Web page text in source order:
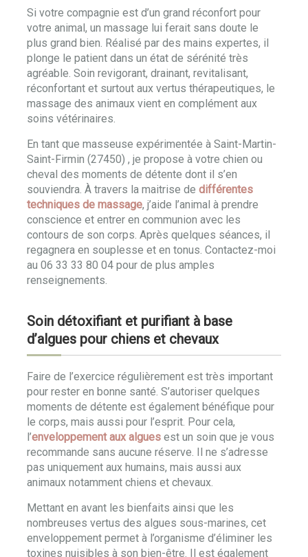
Si votre compagnie est d’un grand réconfort pour
votre animal, un massage lui ferait sans doute le
plus grand bien. Réalisé par des mains expertes, il
plonge le patient dans un état de sérénité très
agréable. Soin revigorant, drainant, revitalisant,
réconfortant et surtout aux vertus thérapeutiques, le
massage des animaux vient en complément aux
soins vétérinaires.
En tant que masseuse expérimentée à Saint-Martin-
Saint-Firmin (27450) , je propose à votre chien ou
cheval des moments de détente dont il s’en
souviendra. À travers la maitrise de différentes
techniques de massage, j’aide l’animal à prendre
conscience et entrer en communion avec les
contours de son corps. Après quelques séances, il
regagnera en souplesse et en tonus. Contactez-moi
au 06 33 33 80 04 pour de plus amples
renseignements.
Soin détoxifiant et purifiant à base
d’algues pour chiens et chevaux
Faire de l’exercice régulièrement est très important
pour rester en bonne santé. S’autoriser quelques
moments de détente est également bénéfique pour
le corps, mais aussi pour l’esprit. Pour cela,
l’enveloppement aux algues est un soin que je vous
recommande sans aucune réserve. Il ne s’adresse
pas uniquement aux humains, mais aussi aux
animaux notamment chiens et chevaux.
Mettant en avant les bienfaits ainsi que les
nombreuses vertus des algues sous-marines, cet
enveloppement permet à l’organisme d’éliminer les
toxines nuisibles à son bien-être. Il est également